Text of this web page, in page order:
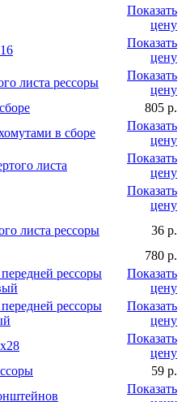
Показать
цену
Показать
цену
листа рессоры
Показать
цену
805 р.
в сборе
Показать
цену
листа
Показать
цену
Показать
цену
листа рессоры
36 р.
780 р.
рессоры
Показать
цену
рессоры
Показать
цену
Показать
цену
59 р.
Показать